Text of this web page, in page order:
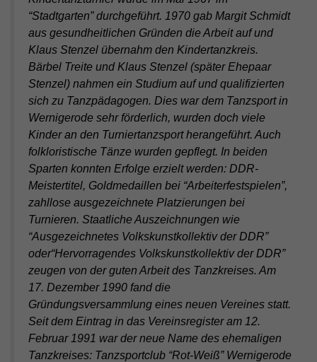
“Stadtgarten” durchgeführt. 1970 gab Margit Schmidt
aus gesundheitlichen Gründen die Arbeit auf und
Klaus Stenzel übernahm den Kindertanzkreis.
Bärbel Treite und Klaus Stenzel (später Ehepaar
Stenzel) nahmen ein Studium auf und qualifizierten
sich zu Tanzpädagogen. Dies war dem Tanzsport in
Wernigerode sehr förderlich, wurden doch viele
Kinder an den Turniertanzsport herangeführt. Auch
folkloristische Tänze wurden gepflegt. In beiden
Sparten konnten Erfolge erzielt werden: DDR-
Meistertitel, Goldmedaillen bei “Arbeiterfestspielen”,
zahllose ausgezeichnete Platzierungen bei
Turnieren. Staatliche Auszeichnungen wie
“Ausgezeichnetes Volkskunstkollektiv der DDR”
oder“Hervorragendes Volkskunstkollektiv der DDR”
zeugen von der guten Arbeit des Tanzkreises. Am
17. Dezember 1990 fand die
Gründungsversammlung eines neuen Vereines statt.
Seit dem Eintrag in das Vereinsregister am 12.
Februar 1991 war der neue Name des ehemaligen
Tanzkreises: Tanzsportclub “Rot-Weiß” Wernigerode